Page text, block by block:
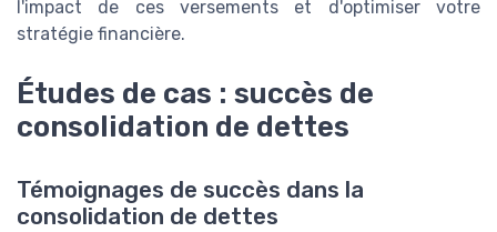
l'impact de ces versements et d'optimiser votre
stratégie financière.
Études de cas : succès de
consolidation de dettes
Témoignages de succès dans la
consolidation de dettes